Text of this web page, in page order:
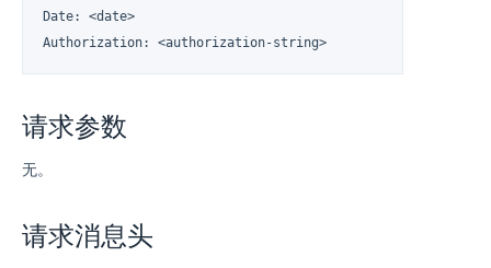
Date: <date>
Authorization: <authorization-string>
请求参数
无。
请求消息头